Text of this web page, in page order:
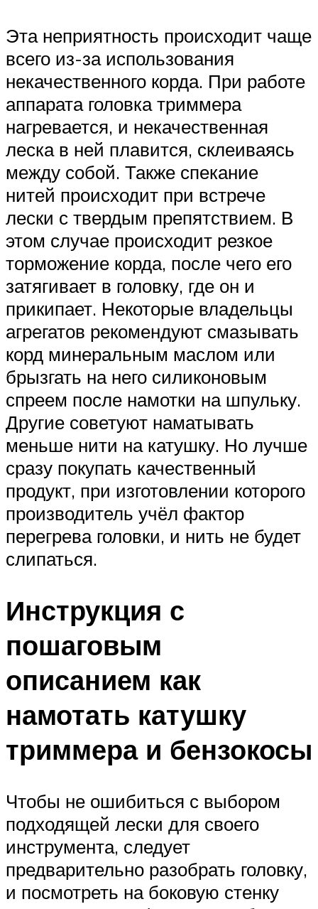
Эта неприятность происходит чаще
всего из-за использования
некачественного корда. При работе
аппарата головка триммера
нагревается, и некачественная
леска в ней плавится, склеиваясь
между собой. Также спекание
нитей происходит при встрече
лески с твердым препятствием. В
этом случае происходит резкое
торможение корда, после чего его
затягивает в головку, где он и
прикипает. Некоторые владельцы
агрегатов рекомендуют смазывать
корд минеральным маслом или
брызгать на него силиконовым
спреем после намотки на шпульку.
Другие советуют наматывать
меньше нити на катушку. Но лучше
сразу покупать качественный
продукт, при изготовлении которого
производитель учёл фактор
перегрева головки, и нить не будет
слипаться.
Инструкция с
пошаговым
описанием как
намотать катушку
триммера и бензокосы
Чтобы не ошибиться с выбором
подходящей лески для своего
инструмента, следует
предварительно разобрать головку,
и посмотреть на боковую стенку